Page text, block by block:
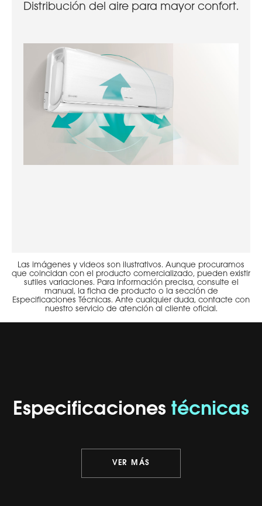
Distribución del aire para mayor confort.
Las imágenes y videos son ilustrativos. Aunque procuramos
que coincidan con el producto comercializado, pueden existir
sutiles variaciones. Para información precisa, consulte el
manual, la ficha de producto o la sección de
Especificaciones Técnicas. Ante cualquier duda, contacte con
nuestro servicio de atención al cliente oficial.
Especificaciones técnicas
VER MÁS